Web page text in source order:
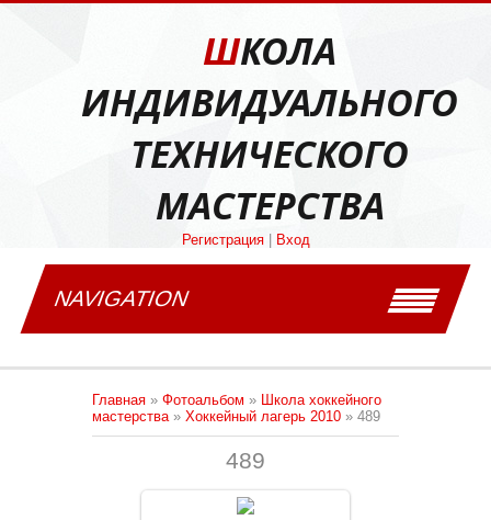
ШКОЛА
ИНДИВИДУАЛЬНОГО
ТЕХНИЧЕСКОГО
МАСТЕРСТВА
Регистрация| Вход
NAVIGATION
Главная » Фотоальбом » Школа хоккейного
мастерства» Хоккейный лагерь 2010 » 489
489